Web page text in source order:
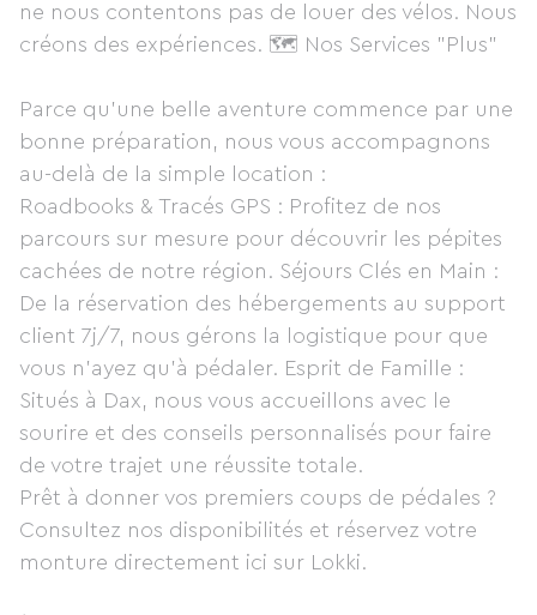
ne nous contentons pas de louer des vélos. Nous
créons des expériences. 🗺️ Nos Services "Plus"
Parce qu'une belle aventure commence par une
bonne préparation, nous vous accompagnons
au-delà de la simple location :
Roadbooks & Tracés GPS : Profitez de nos
parcours sur mesure pour découvrir les pépites
cachées de notre région. Séjours Clés en Main :
De la réservation des hébergements au support
client 7j/7, nous gérons la logistique pour que
vous n'ayez qu'à pédaler. Esprit de Famille :
Situés à Dax, nous vous accueillons avec le
sourire et des conseils personnalisés pour faire
de votre trajet une réussite totale.
Prêt à donner vos premiers coups de pédales ?
Consultez nos disponibilités et réservez votre
monture directement ici sur Lokki.